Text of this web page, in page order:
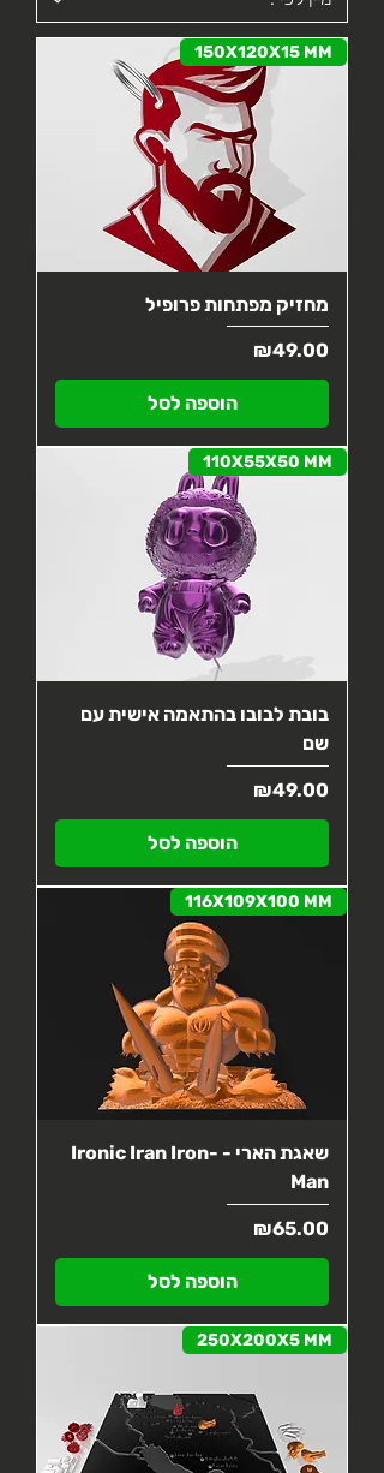
150X120X15 MM
מחזיק מפתחות פרופיל
מחיר
₪49.00
הוספה לסל
110X55X50 MM
בובת לבובו בהתאמה אישית עם
שם
מחיר
₪49.00
הוספה לסל
116X109X100 MM
שאגת הארי - Ironic Iran Iron-
Man
מחיר
₪65.00
הוספה לסל
250X200X5 MM